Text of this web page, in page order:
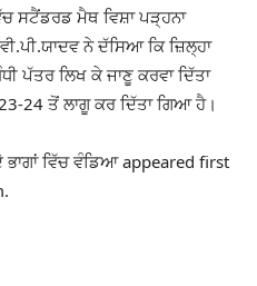
ਸਟੈਂਡਰਡ ਮੈਥ ਵਿਸ਼ਾ ਪੜ੍ਹਨਾ
ਨੇ ਦੱਸਿਆ ਕਿ ਜ਼ਿਲ੍ਹਾ
ਪੱਤਰ ਲਿਖ ਕੇ ਜਾਣੂ ਕਰਵਾ ਦਿੱਤਾ
24 ਤੋਂ ਲਾਗੂ ਕਰ ਦਿੱਤਾ ਗਿਆ ਹੈ।
ਭਾਗਾਂ ਵਿੱਚ ਵੰਡਿਆ appeared first